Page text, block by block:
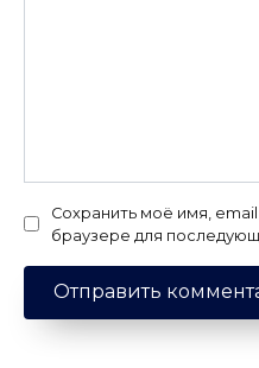
Сохранить моё имя,
браузере для